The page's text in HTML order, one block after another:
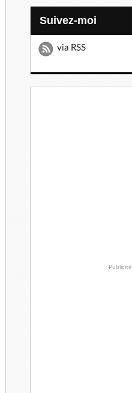
Suivez-moi
via RSS
Publicité